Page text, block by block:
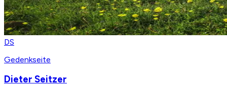
DS
Gedenkseite
Dieter Seitzer